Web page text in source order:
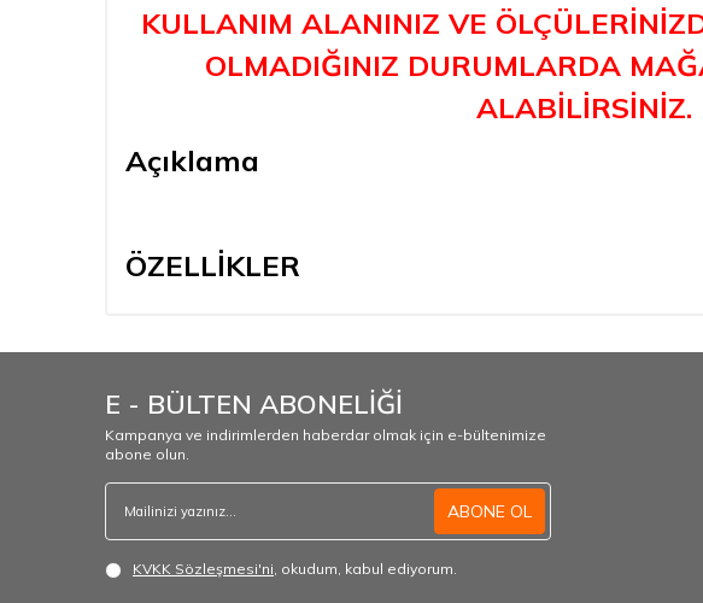
KULLANIM ALANINIZ VE
OLMADIĞINIZ DURUMLARDA
ALABİLİRSİNİZ.
Açıklama
ÖZELLİKLER
E - BÜLTEN ABONELİĞİ
Kampanya ve indirimlerden haberdar olmak için e-bültenimize
abone olun.
ABONE OL
KVKK Sözleşmesi'ni, okudum, kabul ediyorum.